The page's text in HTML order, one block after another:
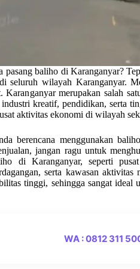
pasang baliho di Karanganyar?
seluruh wilayah Karanganyar.
Karanganyar merupakan salah
industri kreatif, pendidikan, serta
aktivitas ekonomi di wilayah
berencana menggunakan
jangan ragu untuk
di Karanganyar, seperti
serta kawasan
tinggi, sehingga sangat ideal
WA : 0812 311